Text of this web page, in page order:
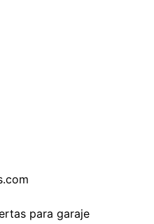
para garaje